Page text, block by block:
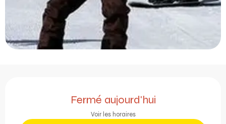
Fermé aujourd'hui
Voir les horaires